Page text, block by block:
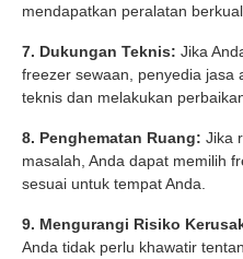
mendapatkan peralatan
7. Dukungan Teknis: Jika
freezer sewaan, penyedia jasa
teknis dan melakukan
8. Penghematan Ruang: Jika
masalah, Anda dapat memilih
sesuai untuk tempat Anda.
9. Mengurangi Risiko
Anda tidak perlu khawatir